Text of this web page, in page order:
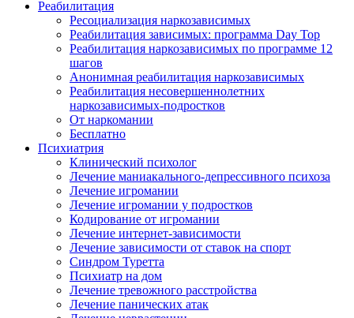
Реабилитация
Ресоциализация наркозависимых
Реабилитация зависимых: программа Day Top
Реабилитация наркозависимых по программе 12
шагов
Анонимная реабилитация наркозависимых
Реабилитация несовершеннолетних
наркозависимых-подростков
От наркомании
Бесплатно
Психиатрия
Клинический психолог
Лечение маниакального-депрессивного психоза
Лечение игромании
Лечение игромании у подростков
Кодирование от игромании
Лечение интернет-зависимости
Лечение зависимости от ставок на спорт
Синдром Туретта
Психиатр на дом
Лечение тревожного расстройства
Лечение панических атак